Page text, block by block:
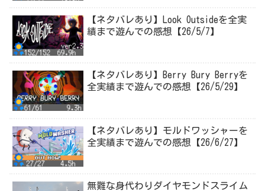
【ネタバレあり】Look Outsideを全実
績まで遊んでの感想【26/5/7】
【ネタバレあり】Berry Bury Berryを
全実績まで遊んでの感想【26/5/29】
【ネタバレあり】モルドワッシャーを
全実績まで遊んでの感想【26/6/27】
無難な身代わりダイヤモンドスライム